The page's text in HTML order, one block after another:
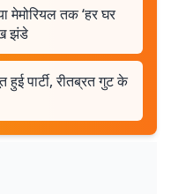
मेमोरियल तक ‘हर घर
झंडे
पार्टी, रीतब्रत गुट के